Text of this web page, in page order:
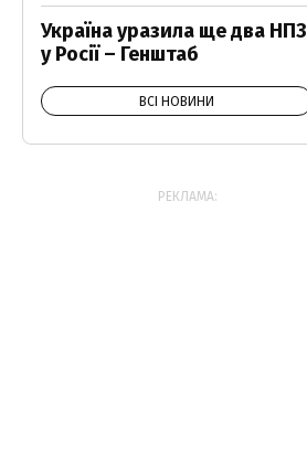
Україна уразила ще два НПЗ
у Росії – Генштаб
ВСІ НОВИНИ
РЕКЛАМА: